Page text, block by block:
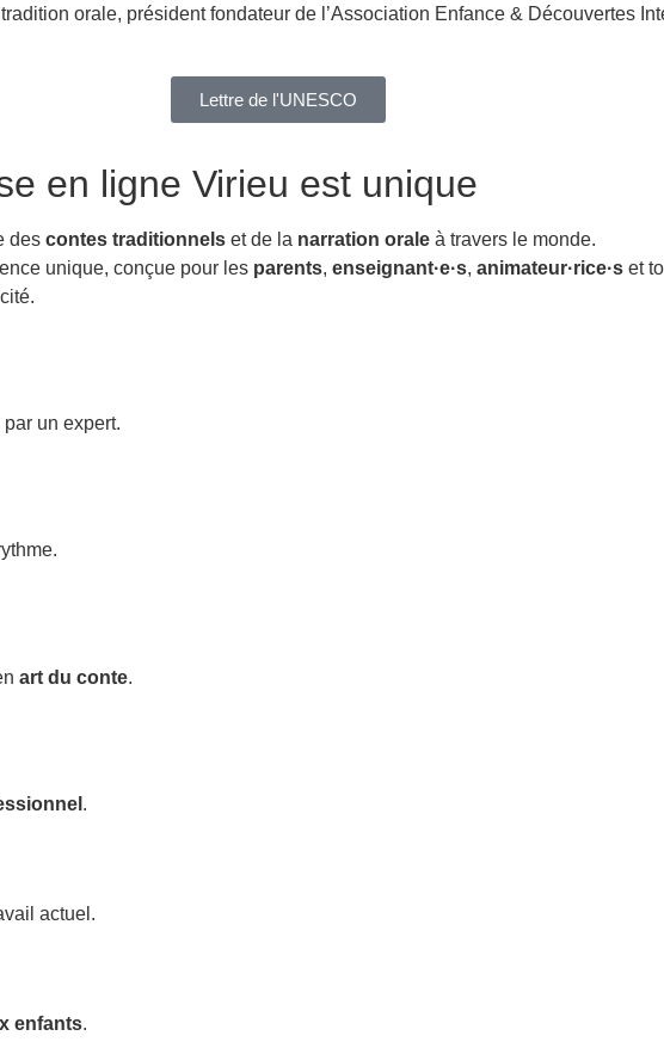
orale, président fondateur de l’Association Enfance & Découvertes
Lettre de l'UNESCO
en ligne Virieu est unique
des contes traditionnels et de la narration orale à travers le monde.
unique, conçue pour les parents, enseignant·e·s, animateur·rice·s et
un expert.
art du conte.
.
actuel.
enfants.